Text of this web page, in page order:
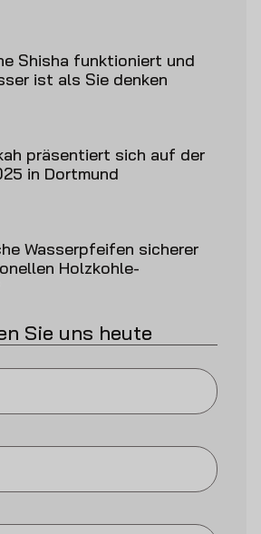
Shisha funktioniert und
ist als Sie denken
präsentiert sich auf der
in Dortmund
Wasserpfeifen sicherer
Holzkohle-
Sie uns heute